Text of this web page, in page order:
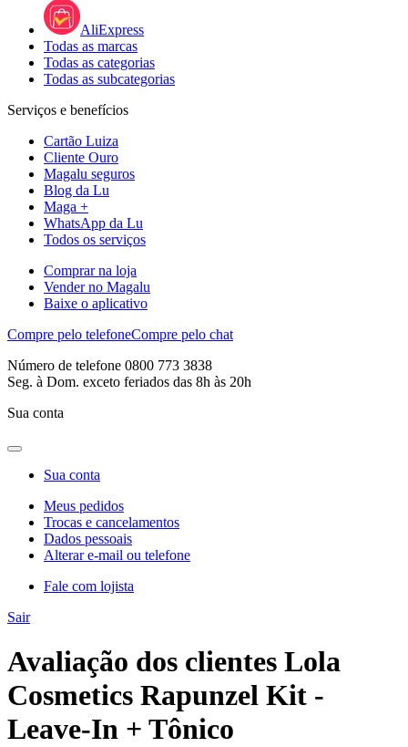
AliExpress
Todas as marcas
Todas as categorias
Todas as subcategorias
Serviços e benefícios
Cartão Luiza
Cliente Ouro
Magalu seguros
Blog da Lu
Maga +
WhatsApp da Lu
Todos os serviços
Comprar na loja
Vender no Magalu
Baixe o aplicativo
Compre pelo telefoneCompre pelo chat
Número de telefone 0800 773 3838
Seg. à Dom. exceto feriados das 8h às 20h
Sua conta
Sua conta
Meus pedidos
Trocas e cancelamentos
Dados pessoais
Alterar e-mail ou telefone
Fale com lojista
Sair
Avaliação dos clientes Lola
Cosmetics Rapunzel Kit -
Leave-In + Tônico